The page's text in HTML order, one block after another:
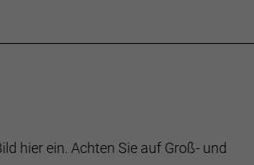
hier ein. Achten Sie auf Groß- und